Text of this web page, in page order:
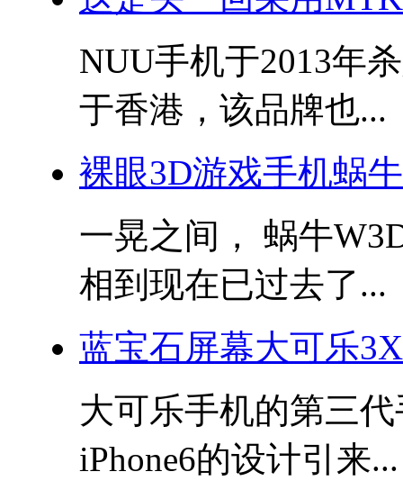
NUU手机于2013年
于香港，该品牌也...
裸眼3D游戏手机蜗
一晃之间， 蜗牛
相到现在已过去了...
蓝宝石屏幕大可乐
大可乐手机的第三
iPhone6的设计引来...